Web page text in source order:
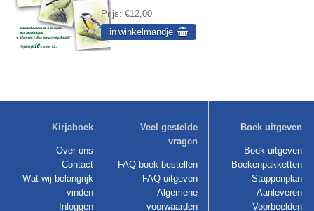
Prijs €12,00
Kirjaboek
Over ons
Contact
Wat wij belangrijk
vinden
Inloggen
Veel gestelde
vragen
FAQ boek bestellen
FAQ uitgeven
Algemene
voorwaarden
Boek uitgeven
Boek uitgeven
Boekenpakketten
Stappenplan
Aanleveren
Voorbeelden